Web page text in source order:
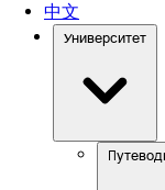
中文
Университет